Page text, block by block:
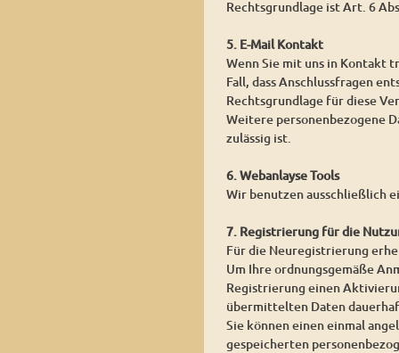
Rechtsgrundlage ist Art. 6
5. E-Mail Kontakt
Wenn Sie mit uns in Kontakt
Fall, dass Anschlussfragen
Rechtsgrundlage für diese
Weitere personenbezogene
zulässig ist.
6. Webanlayse Tools
Wir benutzen ausschließlich
7. Registrierung für die
Für die Neuregistrierung
Um Ihre ordnungsgemäße
Registrierung einen
übermittelten Daten
Sie können einen einmal
gespeicherten